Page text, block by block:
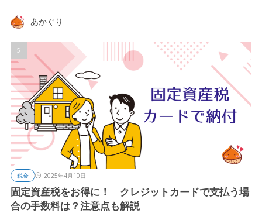
あかぐり
税金 2025年4月10日
固定資産税をお得に！ クレジットカードで支払う場
合の手数料は？注意点も解説